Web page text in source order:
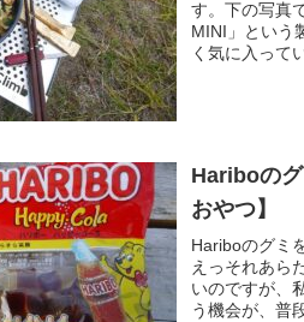
す。下の写真
MINI」という
く気に入って
Hariboの
おやつ】
Hariboのグミ
えっそれあら
いのですが、
う機会が、普